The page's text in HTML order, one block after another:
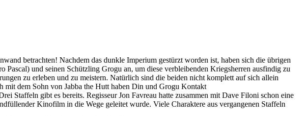
betrachten! Nachdem das dunkle Imperium gestürzt worden ist, haben sich die übrigen
und seinen Schützling Grogu an, um diese verbleibenden Kriegsherren ausfindig zu
zu erleben und zu meistern. Natürlich sind die beiden nicht komplett auf sich allein
mit dem Sohn von Jabba the Hutt haben Din und Grogu Kontakt
Staffeln gibt es bereits. Regisseur Jon Favreau hatte zusammen mit Dave Filoni schon eine
Kinofilm in die Wege geleitet wurde. Viele Charaktere aus vergangenen Staffeln